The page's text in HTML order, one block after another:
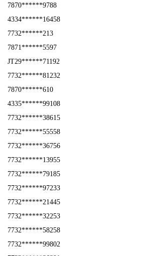
7870******9788
4334******16458
7732******213
7871******5597
JT29******71192
7732******81232
7870******610
4335******99108
7732******38615
7732******55558
7732******36756
7732******13955
7732******79185
7732******97233
7732******21445
7732******32253
7732******58258
7732******99802